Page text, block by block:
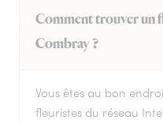
Comment trouver un
Combray ?
Vous êtes au bon
fleuristes du réseau